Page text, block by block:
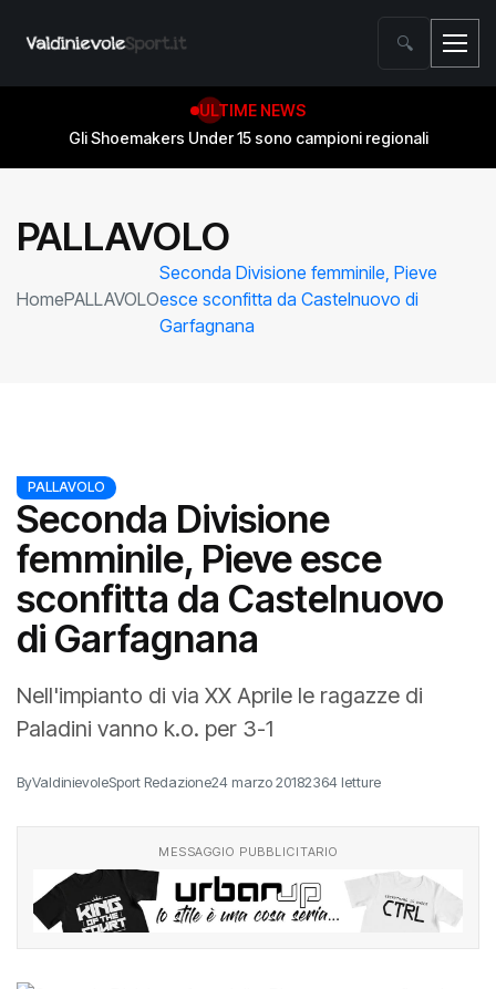
🔍
ULTIME NEWS
Gli Shoemakers Under 15 sono campioni regionali
PALLAVOLO
Seconda Divisione femminile, Pieve
esce sconfitta da Castelnuovo di
PALLAVOLO
Seconda Divisione
femminile, Pieve esce
sconfitta da Castelnuovo
di Garfagnana
Nell'impianto di via XX Aprile le ragazze di
MESSAGGIO PUBBLICITARIO